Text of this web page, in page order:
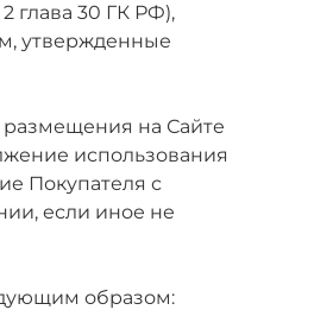
глава 30 ГК РФ),
утвержденные
на Сайте
использования
Покупателя с
если иное не
образом: